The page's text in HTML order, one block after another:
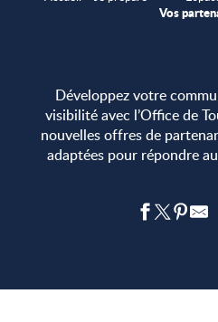
Vos
Développez votre
visibilité avec l’Office de
nouvelles offres de
adaptées pour répondre